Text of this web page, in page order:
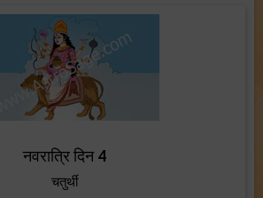
नवरात्रि दिन 4
चतुर्थी